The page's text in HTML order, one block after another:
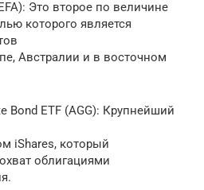
Это второе по величине
которого является
Австралии и в восточном
Bond ETF (AGG): Крупнейший
iShares, который
облигациями